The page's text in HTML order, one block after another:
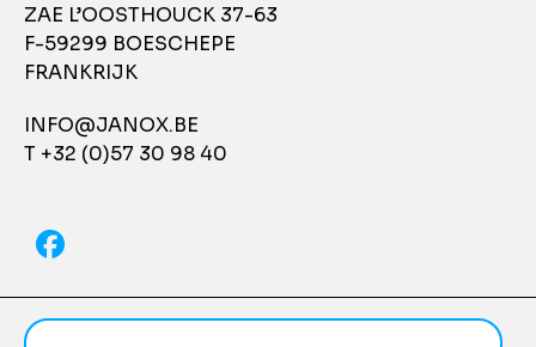
ZAE L’OOSTHOUCK 37-63
F-59299 BOESCHEPE
FRANKRIJK
INFO@JANOX.BE
T +32 (0)57 30 98 40